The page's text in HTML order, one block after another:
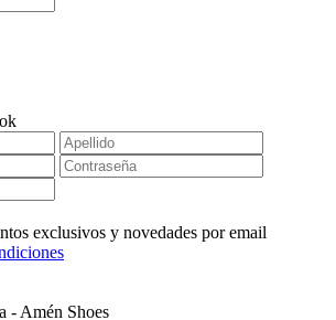
exclusivos y novedades por email